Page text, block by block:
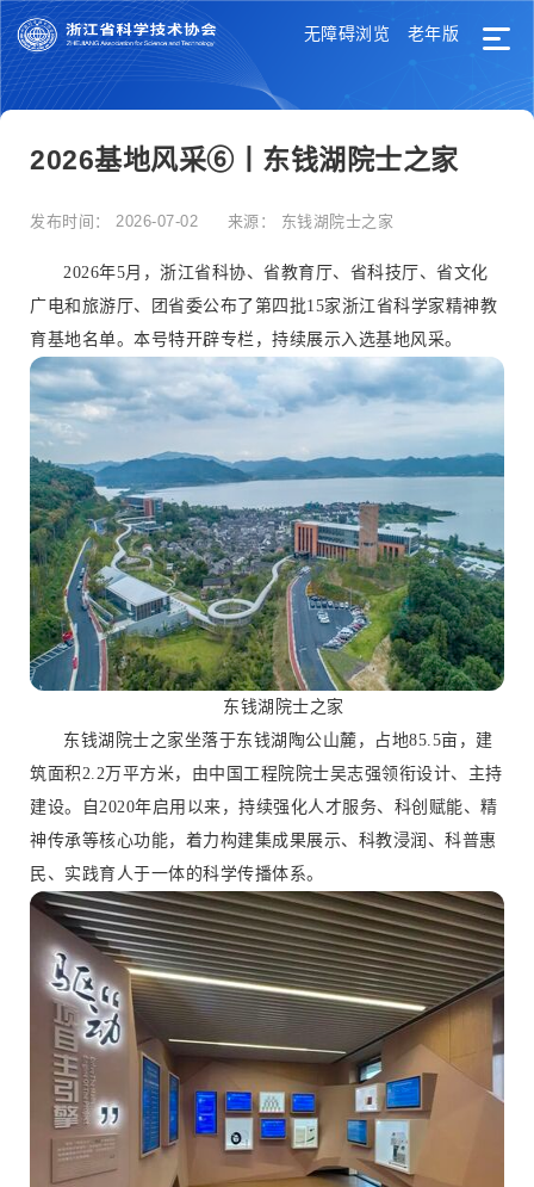
无障碍浏览 老年版
2026基地风采⑥丨东钱湖院士之家
发布时间： 2026-07-02 来源： 东钱湖院士之家
2026年5月，浙江省科协、省教育厅、省科技厅、省文化
广电和旅游厅、团省委公布了第四批15家浙江省科学家精神教
育基地名单。本号特开辟专栏，持续展示入选基地风采。
东钱湖院士之家
东钱湖院士之家坐落于东钱湖陶公山麓，占地85.5亩，建
筑面积2.2万平方米，由中国工程院院士吴志强领衔设计、主持
建设。自2020年启用以来，持续强化人才服务、科创赋能、精
神传承等核心功能，着力构建集成果展示、科教浸润、科普惠
民、实践育人于一体的科学传播体系。